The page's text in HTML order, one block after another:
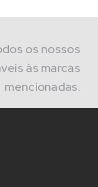
os nossos
às marcas
mencionadas.